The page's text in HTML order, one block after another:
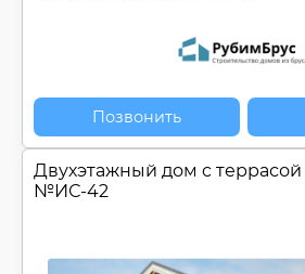
Позвонить
Двухэтажный дом c террасой
№ИС-42